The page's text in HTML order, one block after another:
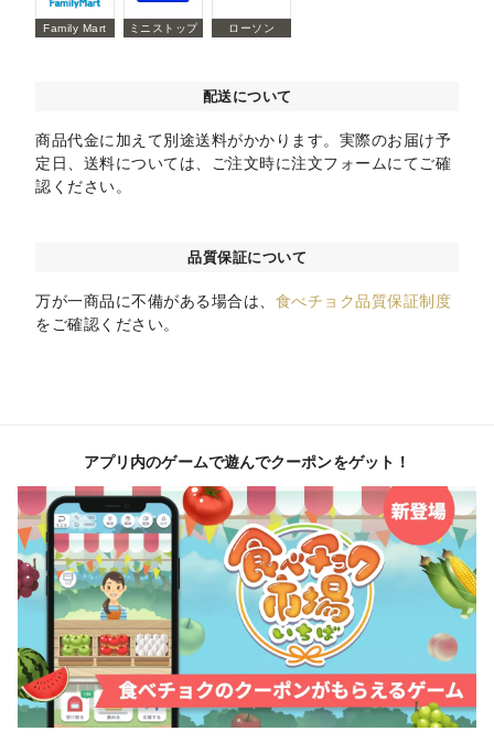
Family Mart ミニストップ ローソン
配送について
商品代金に加えて別途送料がかかります。実際のお届け予
定日、送料については、ご注文時に注文フォームにてご確
認ください。
品質保証について
万が一商品に不備がある場合は、 食べチョク品質保証制度
をご確認ください。
アプリ内のゲームで遊んでクーポンをゲット！